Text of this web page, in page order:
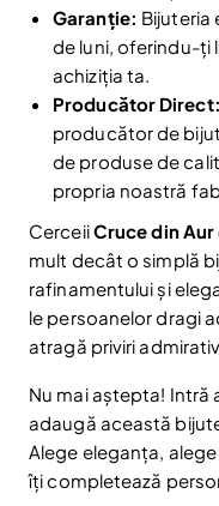
Reduceri și
la newsletter-ul
Am citit și sunt
Garanție: Bijuteria
de luni, oferindu-ți
achiziția ta.
Producător Direct:
producător de
de produse de
propria noastră
CerceiiCruce din
mult decât o simplă
rafinamentului și
le persoanelor dragi
atragă priviri
Nu mai aștepta! Intră
adaugă această
Alege eleganța,
îți completează